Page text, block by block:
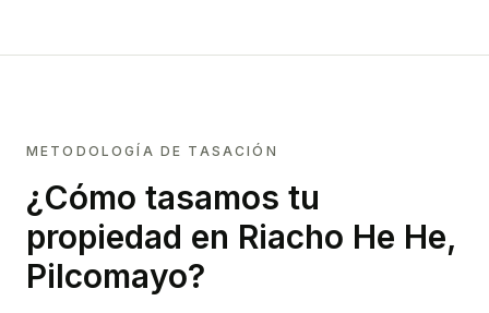
METODOLOGÍA DE TASACIÓN
¿Cómo tasamos tu
propiedad en Riacho He He,
Pilcomayo?